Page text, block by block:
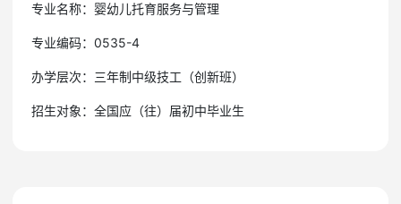
专业名称：婴幼儿托育服务与管理
专业编码：0535-4
办学层次：三年制中级技工（创新班）
招生对象：全国应（往）届初中毕业生